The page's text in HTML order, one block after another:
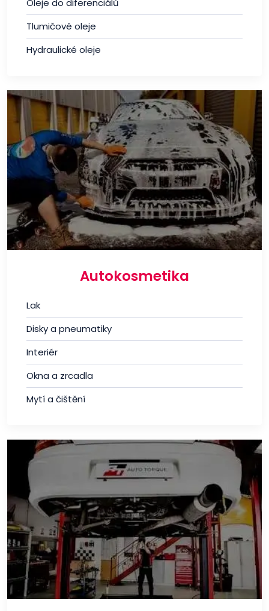
Oleje do diferenciálů
Tlumičové oleje
Hydraulické oleje
Autokosmetika
Lak
Disky a pneumatiky
Interiér
Okna a zrcadla
Mytí a čištění